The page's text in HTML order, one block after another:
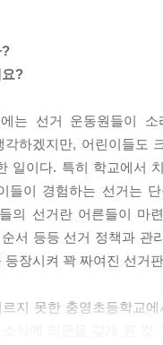
?
?
는 선거 운동원들이
각하겠지만, 어린이들도
일이다. 특히 학교에서
들이 경험하는 선거는
의 선거란 어른들이 마
서 등등 선거 정책과
등장시켜 꽉 짜여진 선거
지 못한 충영초등학교